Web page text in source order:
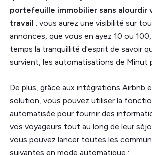
portefeuille immobilier sans alourdir
travail : vous aurez une visibilité sur
annonces, que vous en ayez 10 ou
temps la tranquillité d'esprit de savoir
survient, les automatisations de Minut
De plus, grâce aux intégrations Airbnb
solution, vous pouvez utiliser la
automatisée pour fournir des
vos voyageurs tout au long de leur
vous pouvez lancer toutes les
suivantes en mode automatique :